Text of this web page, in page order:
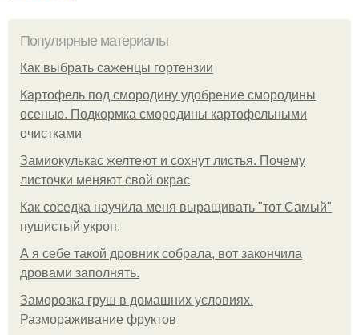
Популярные материалы
Как выбрать саженцы гортензии
Картофель под смородину удобрение смородины
осенью. Подкормка смородины картофельными
очистками
Замиокулькас желтеют и сохнут листья. Почему
листочки меняют свой окрас
Как соседка научила меня выращивать "тот Самый"
пушистый укроп.
А я себе такой дровник собрала, вот закончила
дровами заполнять.
Заморозка груш в домашних условиях.
Размораживание фруктов